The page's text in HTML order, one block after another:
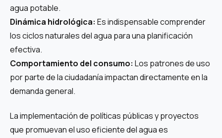
agua potable.
Dinámica hidrológica: Es indispensable comprender
los ciclos naturales del agua para una planificación
efectiva.
Comportamiento del consumo: Los patrones de uso
por parte de la ciudadanía impactan directamente en la
demanda general.
La implementación de políticas públicas y proyectos
que promuevan el uso eficiente del agua es